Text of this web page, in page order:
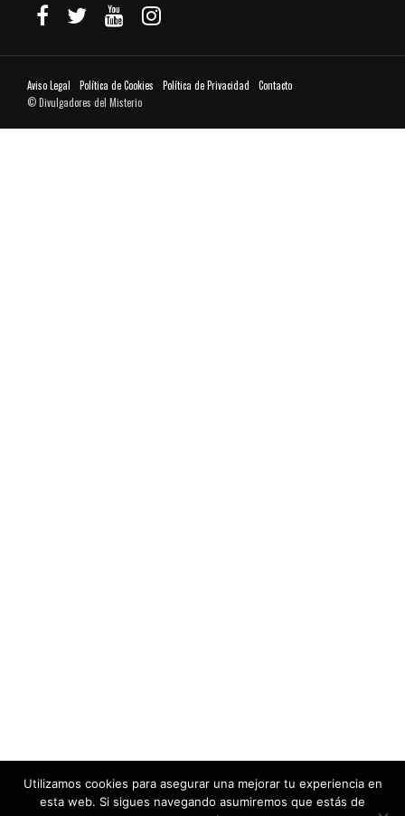
Aviso Legal Política de Cookies Política de Privacidad
Contacto
© Divulgadores del Misterio
Utilizamos cookies para asegurar una mejorar tu experiencia en
esta web. Si sigues navegando asumiremos que estás de